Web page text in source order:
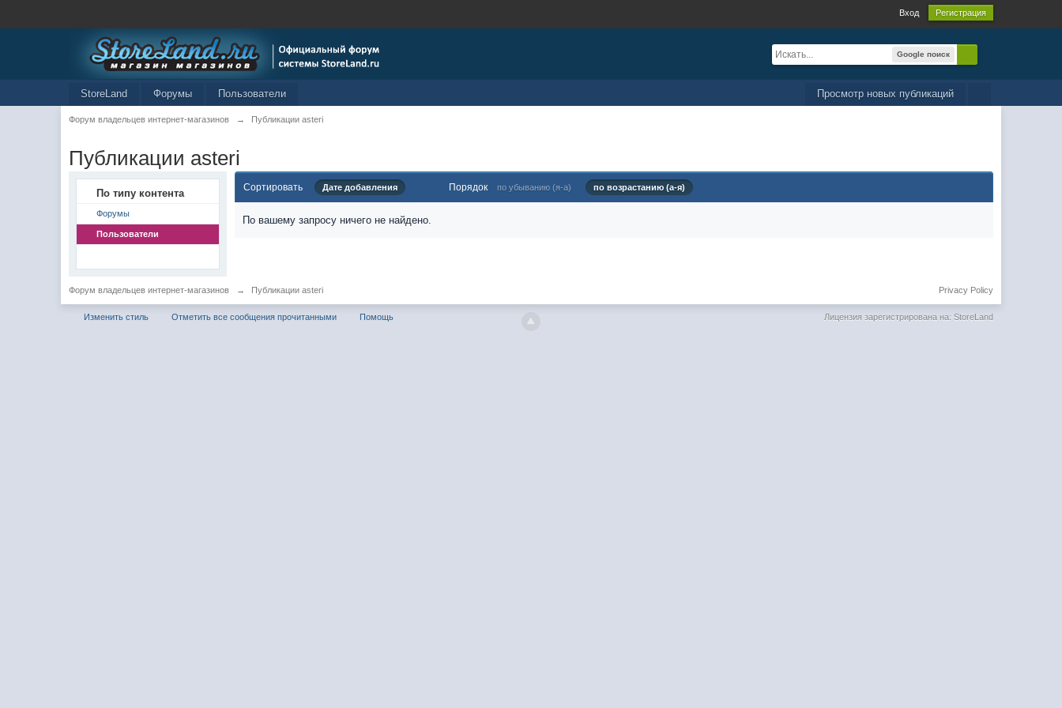
Вход Регистрация
Google поиск
Просмотр новых публикаций
StoreLand Форумы Пользователи
Форум владельцев интернет-магазинов → Публикации asteri
Публикации asteri
По типу контента
Форумы
Пользователи
Сортировать Дате добавления Порядок по убыванию (я-а) по возрастанию (а-я)
По вашему запросу ничего не найдено.
Форум владельцев интернет-магазинов → Публикации asteri Privacy Policy
Изменить стиль Отметить все сообщения прочитанными Помощь Лицензия зарегистрирована на: StoreLand